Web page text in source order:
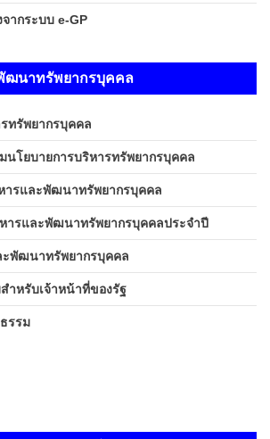
ากระบบ e-GP
ฒนาทรัพยากรบุคคล
ทรัพยากรบุคคล
นโยบายการบริหารทรัพยากรบุคคล
ารและพัฒนาทรัพยากรบุคคล
ารและพัฒนาทรัพยากรบุคคลประจำปี
ะพัฒนาทรัพยากรบุคคล
ำหรับเจ้าหน้าที่ของรัฐ
รรม